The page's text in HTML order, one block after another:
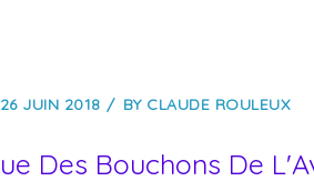
26 JUIN 2018 BY CLAUDE ROULEUX
Des Bouchons De